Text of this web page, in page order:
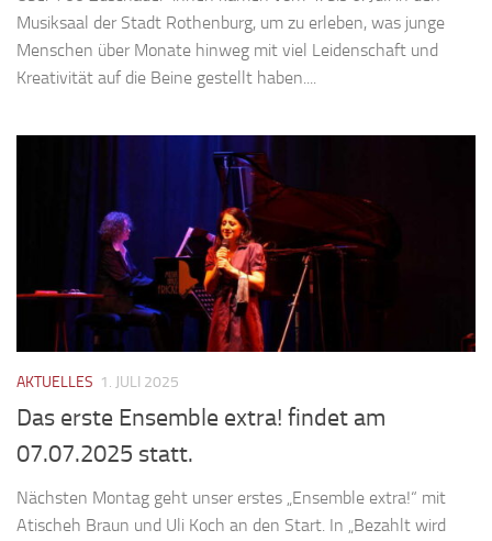
Musiksaal der Stadt Rothenburg, um zu erleben, was junge
Menschen über Monate hinweg mit viel Leidenschaft und
Kreativität auf die Beine gestellt haben....
AKTUELLES 1. JULI 2025
Das erste Ensemble extra! findet am
07.07.2025 statt.
Nächsten Montag geht unser erstes „Ensemble extra!“ mit
Atischeh Braun und Uli Koch an den Start. In „Bezahlt wird